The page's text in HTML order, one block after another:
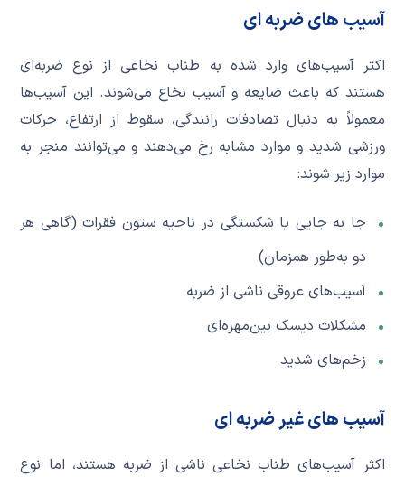
آسیب های ضربه ای
اکثر آسیب‌های وارد شده به طناب نخاعی از نوع ضربه‌ای
هستند که باعث ضایعه و آسیب نخاع می‌شوند. این آسیب‌ها
معمولاً به دنبال تصادفات رانندگی، سقوط از ارتفاع، حرکات
ورزشی شدید و موارد مشابه رخ می‌دهند و می‌توانند منجر به
موارد زیر شوند:
جا به جایی یا شکستگی در ناحیه ستون فقرات (گاهی هر
دو به‌طور همزمان)
آسیب‌های عروقی ناشی از ضربه
مشکلات دیسک بین‌مهره‌ای
زخم‌های شدید
آسیب‌ های غیر ضربه‌ ای
اکثر آسیب‌های طناب نخاعی ناشی از ضربه هستند، اما نوع